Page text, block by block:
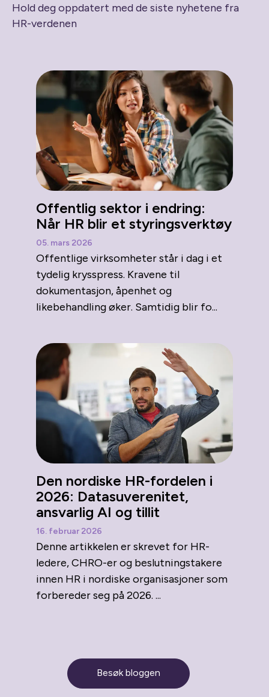
Hold deg oppdatert med de siste nyhetene fra
HR-verdenen
Offentlig sektor i endring:
Når HR blir et styringsverktøy
05. mars 2026
Offentlige virksomheter står i dag i et
tydelig krysspress. Kravene til
dokumentasjon, åpenhet og
likebehandling øker. Samtidig blir fo...
Den nordiske HR-fordelen i
2026: Datasuverenitet,
ansvarlig AI og tillit
16. februar 2026
Denne artikkelen er skrevet for HR-
ledere, CHRO-er og beslutningstakere
innen HR i nordiske organisasjoner som
forbereder seg på 2026. ...
Besøk bloggen